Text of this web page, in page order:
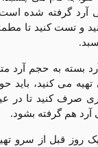
آرد گرفته شده
و تست کنید تا
بسته به حجم آرد
می کنید، باید
صرف کنید تا در
آرد هم گرفته بشود.
روز قبل از سرو